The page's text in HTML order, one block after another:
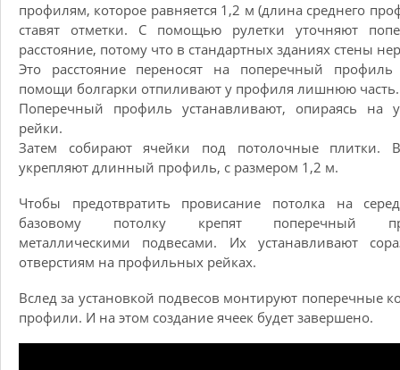
профилям, которое равняется 1,2 м (длина среднего
ставят отметки. С помощью рулетки уточняют
расстояние, потому что в стандартных зданиях стены
Это расстояние переносят на поперечный
помощи болгарки отпиливают у профиля лишнюю часть.
Поперечный профиль устанавливают, опираясь на
рейки.
Затем собирают ячейки под потолочные плитки.
укрепляют длинный профиль, с размером 1,2 м.
Чтобы предотвратить провисание потолка на
базовому потолку крепят поперечный
металлическими подвесами. Их устанавливают
отверстиям на профильных рейках.
Вслед за установкой подвесов монтируют поперечные
профили. И на этом создание ячеек будет завершено.